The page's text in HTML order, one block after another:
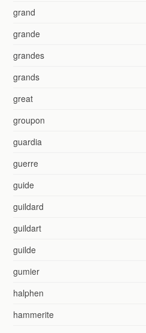
grand
grande
grandes
grands
great
groupon
guardia
guerre
guide
guildard
guildart
guilde
gumier
halphen
hammerite